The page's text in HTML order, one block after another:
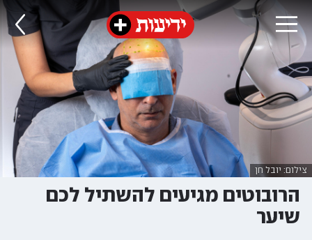
צילום: יובל חן
הרובוטים מגיעים להשתיל לכם
שיער